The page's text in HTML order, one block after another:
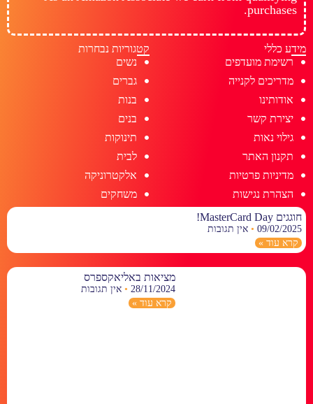
purchases.
מידע כללי
רשימת מועדפים
מדריכים לקנייה
אודותינו
יצירת קשר
גילוי נאות
תקנון האתר
מדיניות פרטיות
הצהרת נגישות
קטגוריות נבחרות
נשים
גברים
בנות
בנים
תינוקות
לבית
אלקטרוניקה
משחקים
חוגגים MasterCard Day!
09/02/2025
אין תגובות
קרא עוד »
מציאות באליאקספרס
28/11/2024 אין תגובות
קרא עוד »